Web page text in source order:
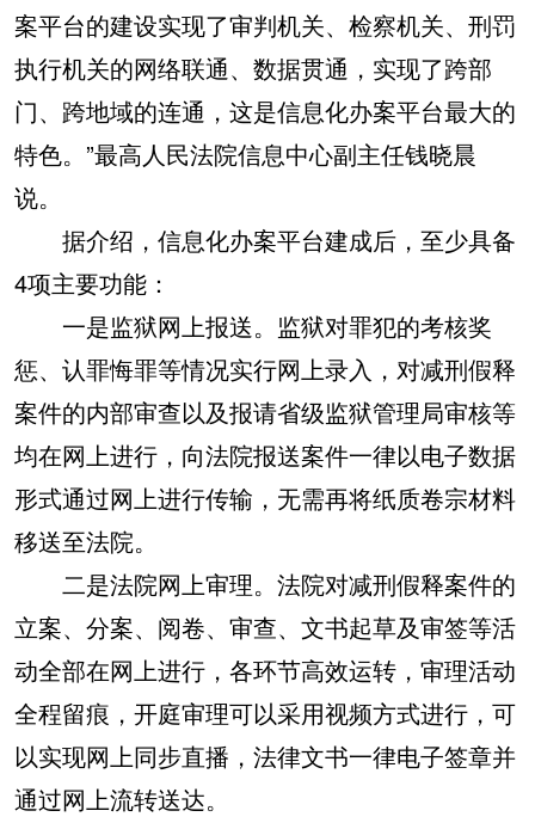
案平台的建设实现了审判机关、检察机关、刑罚
执行机关的网络联通、数据贯通，实现了跨部
门、跨地域的连通，这是信息化办案平台最大的
特色。”最高人民法院信息中心副主任钱晓晨
说。
据介绍，信息化办案平台建成后，至少具备
4项主要功能：
一是监狱网上报送。监狱对罪犯的考核奖
惩、认罪悔罪等情况实行网上录入，对减刑假释
案件的内部审查以及报请省级监狱管理局审核等
均在网上进行，向法院报送案件一律以电子数据
形式通过网上进行传输，无需再将纸质卷宗材料
移送至法院。
二是法院网上审理。法院对减刑假释案件的
立案、分案、阅卷、审查、文书起草及审签等活
动全部在网上进行，各环节高效运转，审理活动
全程留痕，开庭审理可以采用视频方式进行，可
以实现网上同步直播，法律文书一律电子签章并
通过网上流转送达。